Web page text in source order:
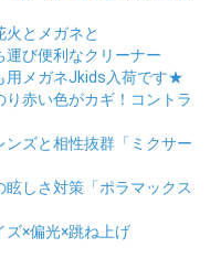
火とメガネと
運び便利なクリーナー
用メガネJkids入荷です★
り赤い色がカギ！コントラ
ンズと相性抜群「ミクサー
眩しさ対策「ポラマックス
ズ×偏光×跳ね上げ